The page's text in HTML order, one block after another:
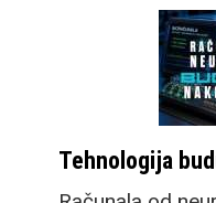
Tehnologija